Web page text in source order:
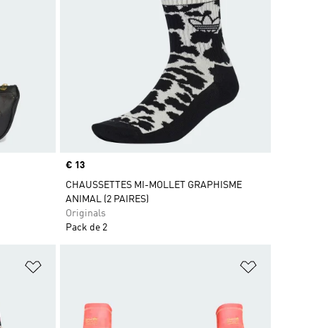
Prix
€ 13
CHAUSSETTES MI-MOLLET GRAPHISME
ANIMAL (2 PAIRES)
Originals
Pack de 2